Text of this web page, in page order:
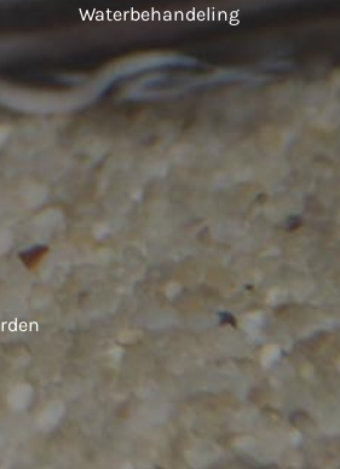
Waterbehandeling